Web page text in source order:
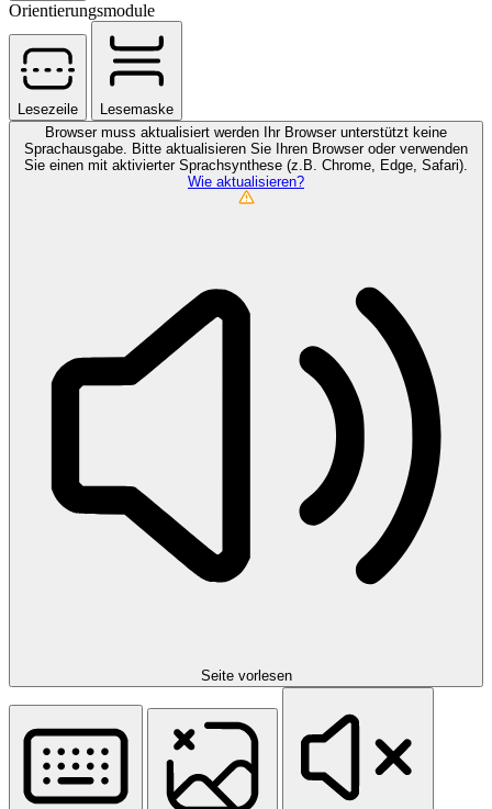
Orientierungsmodule
Lesezeile
Lesemaske
Browser muss aktualisiert werden
Ihr Browser unterstützt keine
Sprachausgabe. Bitte aktualisieren Sie Ihren Browser oder verwenden
Sie einen mit aktivierter Sprachsynthese (z.B. Chrome, Edge, Safari).
Wie aktualisieren?
Seite vorlesen